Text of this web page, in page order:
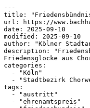
---
title:
url: https://
date: 2025-09-10
modified: 2025-09-10
author: "Kölner
description:
Friedensglocke aus
categories:
tags: